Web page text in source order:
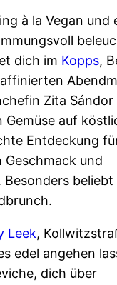
à la Vegan und
dich im Kopps,
Zita Sándor
Gemüse auf
Entdeckung
Geschmack und
Besonders
Leek,
edel angehen
dich über